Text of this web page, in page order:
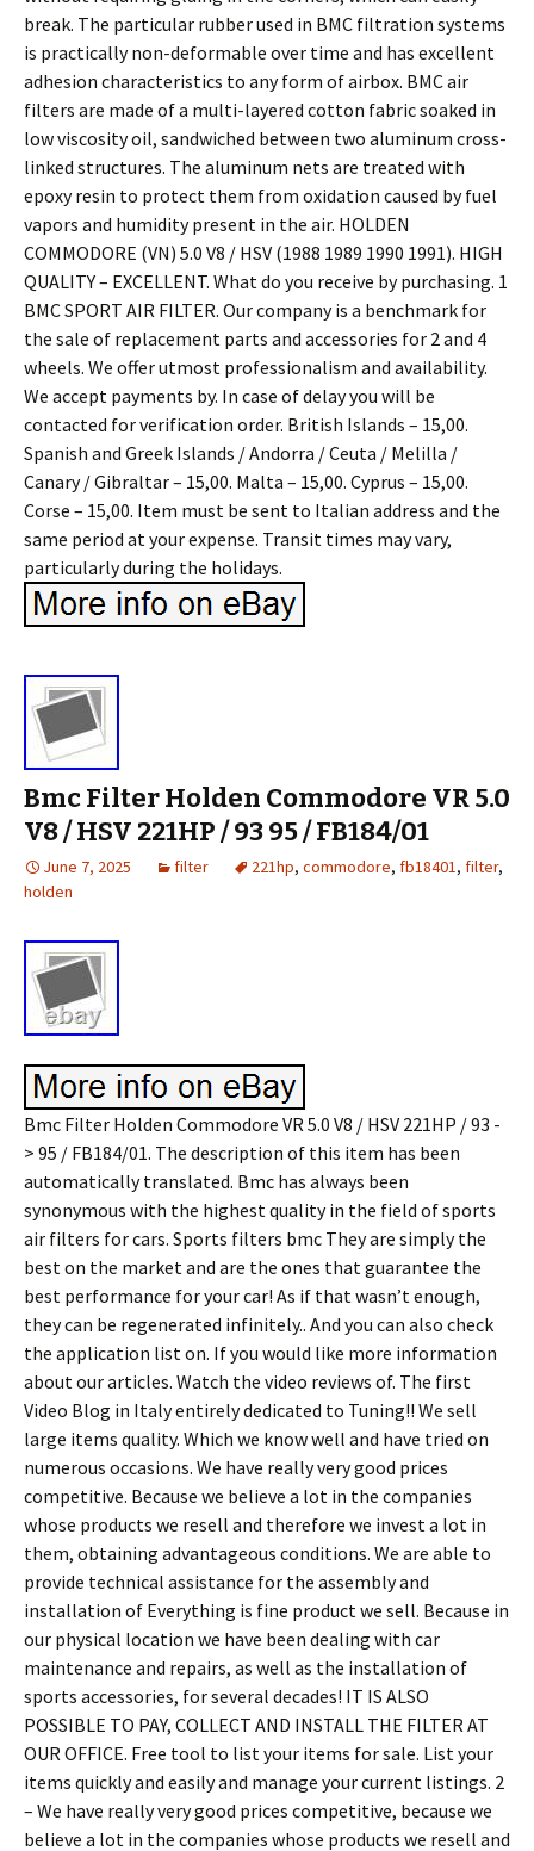
break. The particular rubber used in BMC filtration systems
is practically non-deformable over time and has excellent
adhesion characteristics to any form of airbox. BMC air
filters are made of a multi-layered cotton fabric soaked in
low viscosity oil, sandwiched between two aluminum cross-
linked structures. The aluminum nets are treated with
epoxy resin to protect them from oxidation caused by fuel
vapors and humidity present in the air. HOLDEN
COMMODORE (VN) 5.0 V8 / HSV (1988 1989 1990 1991). HIGH
QUALITY – EXCELLENT. What do you receive by purchasing. 1
BMC SPORT AIR FILTER. Our company is a benchmark for
the sale of replacement parts and accessories for 2 and 4
wheels. We offer utmost professionalism and availability.
We accept payments by. In case of delay you will be
contacted for verification order. British Islands – 15,00.
Spanish and Greek Islands / Andorra / Ceuta / Melilla /
Canary / Gibraltar – 15,00. Malta – 15,00. Cyprus – 15,00.
Corse – 15,00. Item must be sent to Italian address and the
same period at your expense. Transit times may vary,
particularly during the holidays.
Bmc Filter Holden Commodore VR 5.0
V8 / HSV 221HP / 93 95 / FB184/01
June 7, 2025 filter 221hp, commodore, fb18401, filter,
holden
Bmc Filter Holden Commodore VR 5.0 V8 / HSV 221HP / 93 -
> 95 / FB184/01. The description of this item has been
automatically translated. Bmc has always been
synonymous with the highest quality in the field of sports
air filters for cars. Sports filters bmc They are simply the
best on the market and are the ones that guarantee the
best performance for your car! As if that wasn’t enough,
they can be regenerated infinitely.. And you can also check
the application list on. If you would like more information
about our articles. Watch the video reviews of. The first
Video Blog in Italy entirely dedicated to Tuning!! We sell
large items quality. Which we know well and have tried on
numerous occasions. We have really very good prices
competitive. Because we believe a lot in the companies
whose products we resell and therefore we invest a lot in
them, obtaining advantageous conditions. We are able to
provide technical assistance for the assembly and
installation of Everything is fine product we sell. Because in
our physical location we have been dealing with car
maintenance and repairs, as well as the installation of
sports accessories, for several decades! IT IS ALSO
POSSIBLE TO PAY, COLLECT AND INSTALL THE FILTER AT
OUR OFFICE. Free tool to list your items for sale. List your
items quickly and easily and manage your current listings. 2
– We have really very good prices competitive, because we
believe a lot in the companies whose products we resell and